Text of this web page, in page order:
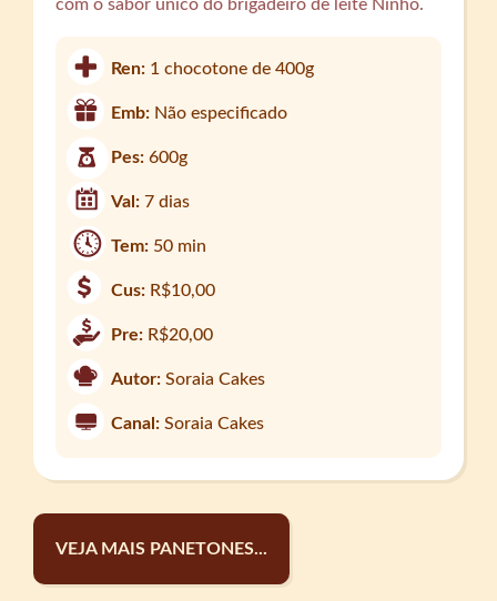
com o sabor único do brigadeiro de leite Ninho.
Ren: 1 chocotone de 400g
Emb: Não especificado
Pes:600g
Val:7 dias
Tem: 50 min
Cus: R$10,00
Pre: R$20,00
Autor: Soraia Cakes
Canal: Soraia Cakes
VEJA MAIS PANETONES...